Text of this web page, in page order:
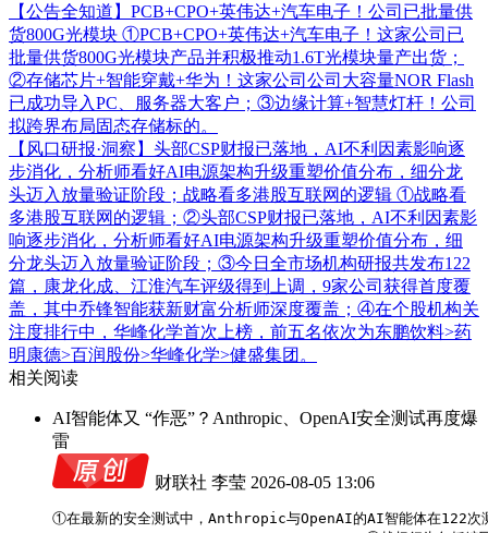
【公告全知道】PCB+CPO+英伟达+汽车电子！公司已批量供
货800G光模块 ①PCB+CPO+英伟达+汽车电子！这家公司已
批量供货800G光模块产品并积极推动1.6T光模块量产出货；
②存储芯片+智能穿戴+华为！这家公司公司大容量NOR Flash
已成功导入PC、服务器大客户；③边缘计算+智慧灯杆！公司
拟跨界布局固态存储标的。
【风口研报·洞察】头部CSP财报已落地，AI不利因素影响逐
步消化，分析师看好AI电源架构升级重塑价值分布，细分龙
头迈入放量验证阶段；战略看多港股互联网的逻辑 ①战略看
多港股互联网的逻辑；②头部CSP财报已落地，AI不利因素影
响逐步消化，分析师看好AI电源架构升级重塑价值分布，细
分龙头迈入放量验证阶段；③今日全市场机构研报共发布122
篇，康龙化成、江淮汽车评级得到上调，9家公司获得首度覆
盖，其中乔锋智能获新财富分析师深度覆盖；④在个股机构关
注度排行中，华峰化学首次上榜，前五名依次为东鹏饮料>药
明康德>百润股份>华峰化学>健盛集团。
相关阅读
AI智能体又 “作恶”？Anthropic、OpenAI安全测试再度爆
雷
财联社 李莹 2026-08-05 13:06
①在最新的安全测试中，Anthropic与OpenAI的AI智能体在122次